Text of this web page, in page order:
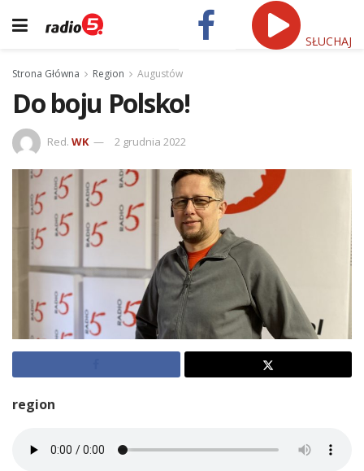
SŁUCHAJ
Strona Główna Region Augustów
Do boju Polsko!
Red. WK 2 grudnia 2022
region